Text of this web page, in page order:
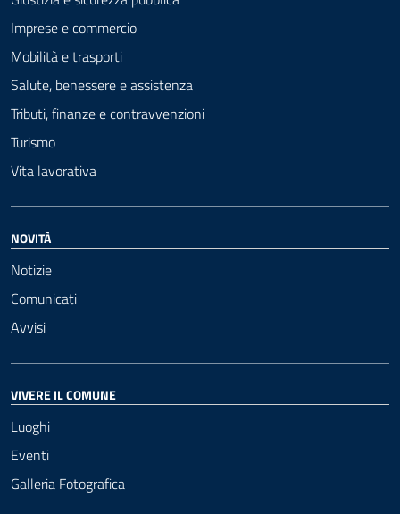
Imprese e commercio
Mobilità e trasporti
Salute, benessere e assistenza
Tributi, finanze e contravvenzioni
Turismo
Vita lavorativa
NOVITÀ
Notizie
Comunicati
Avvisi
VIVERE IL COMUNE
Luoghi
Eventi
Galleria Fotografica